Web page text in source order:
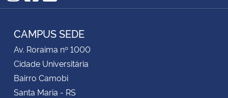
Instagram
Facebook
RSS
CAMPUS SEDE
Av. Roraima nº 1000
Cidade Universitária
Bairro Camobi
Santa Maria - RS